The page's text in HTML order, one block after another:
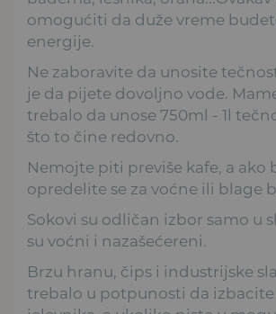
omogućiti da duže vreme
energije.
Ne zaboravite da unosite
je da pijete dovoljno vode.
trebalo da unose 750ml - 1l
što to čine redovno.
Nemojte piti previše kafe, a ako
opredelite se za voćne ili blage
Sokovi su odličan izbor samo u
su voćni i nazašećereni.
Brzu hranu, čips i industrijske
trebalo u potpunosti da izbacite